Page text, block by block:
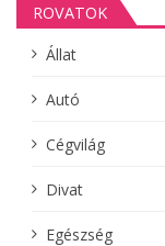
ROVATOK
Állat
Autó
Cégvilág
Divat
Egészség